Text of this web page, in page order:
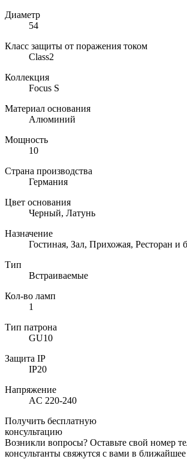
Диаметр
54
Класс защиты от поражения током
Class2
Коллекция
Focus S
Материал основания
Алюминий
Мощность
10
Страна производства
Германия
Цвет основания
Черный, Латунь
Назначение
Гостиная, Зал, Прихожая, Ресторан и
Тип
Встраиваемые
Кол-во ламп
1
Тип патрона
GU10
Защита IP
IP20
Напряжение
AC 220-240
Получить бесплатную
консультацию
Возникли вопросы? Оставьте свой номер
консультанты свяжутся с вами в